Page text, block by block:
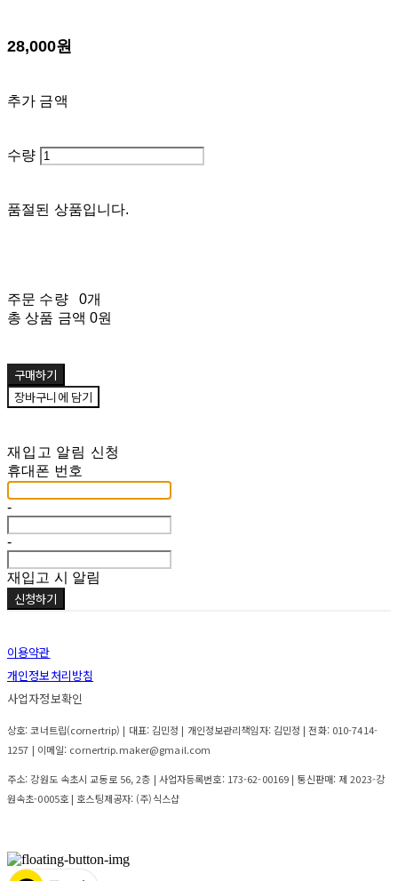
28,000원
추가 금액
수량
품절된 상품입니다.
주문 수량
0개
총 상품 금액 0원
구매하기
장바구니에 담기
재입고 알림 신청
휴대폰 번호
-
-
재입고 시 알림
신청하기
이용약관
개인정보처리방침
사업자정보확인
상호: 코너트립(cornertrip) | 대표: 김민정 | 개인정보관리책임자: 김민정 | 전화: 010-7414-
1257 | 이메일: cornertrip.maker@gmail.com
주소: 강원도 속초시 교동로 56, 2층 | 사업자등록번호: 173-62-00169 | 통신판매: 제 2023-강
원속초-0005호 | 호스팅제공자: (주)식스샵